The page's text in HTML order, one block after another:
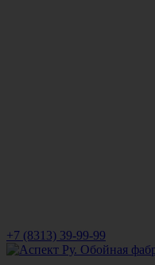
+7 (8313) 39-99-99